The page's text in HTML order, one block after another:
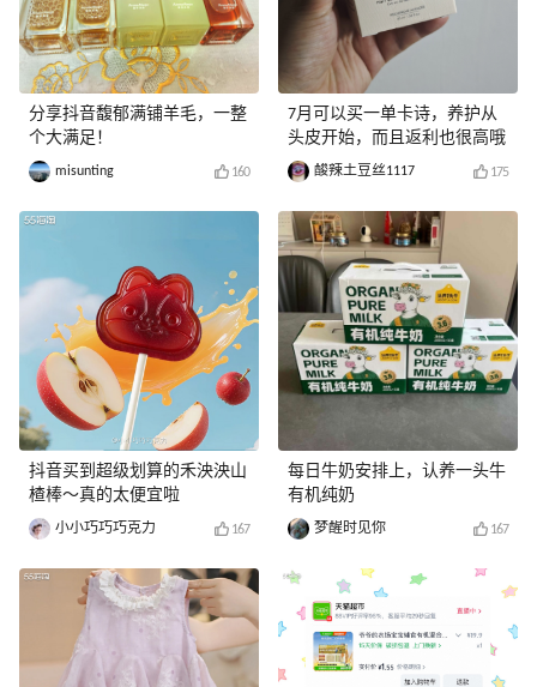
分享抖音馥郁满铺羊毛，一整
个大满足！
misunting 160
抖音买到超级划算的禾泱泱山
楂棒～真的太便宜啦
小小巧巧巧克力 167
7月可以买一单卡诗，养护从
头皮开始，而且返利也很高哦
酸辣土豆丝1117 175
每日牛奶安排上，认养一头牛
有机纯奶
梦醒时见你 167